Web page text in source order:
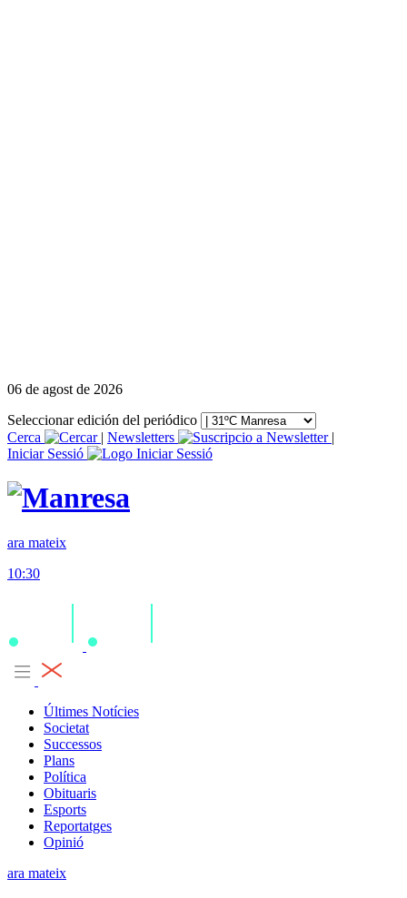
06 de agost de 2026
Seleccionar edición del periódico
Cerca
| Newsletters
|
Iniciar Sessió
ara mateix
10:30
Últimes Notícies
Societat
Successos
Plans
Política
Obituaris
Esports
Reportatges
Opinió
ara mateix